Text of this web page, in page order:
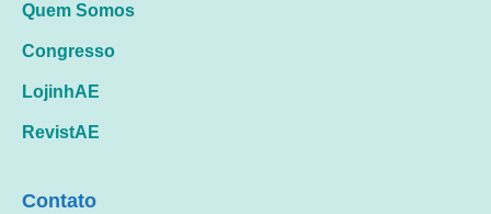
Quem Somos
Congresso
LojinhAE
RevistAE
Contato